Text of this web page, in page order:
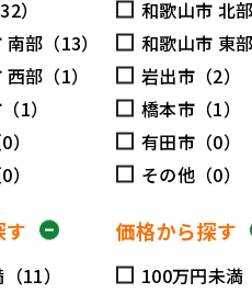
）
和歌山市 北部
部（13）
和歌山市 東部
部（1）
岩出市（2）
1）
橋本市（1）
有田市（0）
その他（0）
す
11）
価格から探す
100万円未満